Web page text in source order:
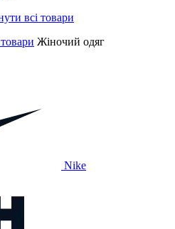
Жіночий одяг
Nike